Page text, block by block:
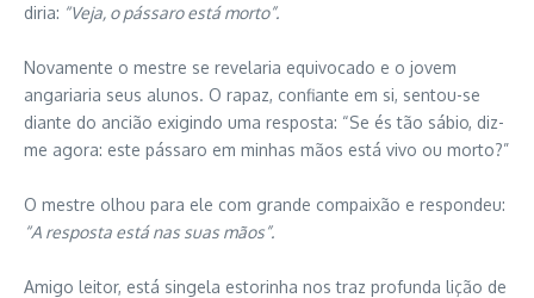
diria: “Veja, o pássaro está morto”.
Novamente o mestre se revelaria equivocado e o jovem
angariaria seus alunos. O rapaz, confiante em si, sentou-se
diante do ancião exigindo uma resposta: “Se és tão sábio, diz-
me agora: este pássaro em minhas mãos está vivo ou morto?”
O mestre olhou para ele com grande compaixão e respondeu:
“A resposta está nas suas mãos”.
Amigo leitor, está singela estorinha nos traz profunda lição de